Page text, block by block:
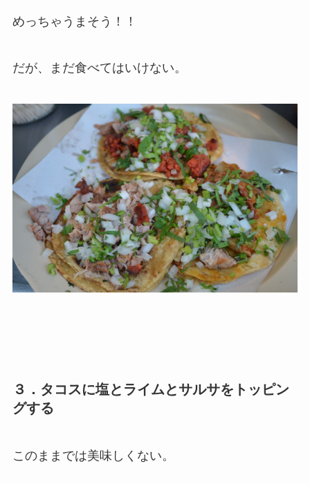
めっちゃうまそう！！
だが、まだ食べてはいけない。
３．タコスに塩とライムとサルサをトッピン
グする
このままでは美味しくない。